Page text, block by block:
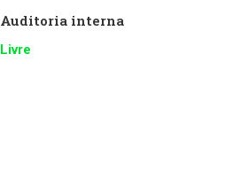
Auditoria interna
Livre